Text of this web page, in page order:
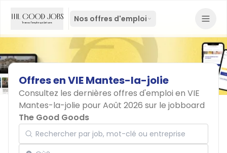
Nos offres d'emploi
OffresenVIEMantes-la-jolie
Consultez les dernières offres d'emploi en VIE
Mantes-la-jolie pour Août 2026 sur le jobboard
The Good Goods
Rechercher par job, mot-clé ou entreprise
Localisation